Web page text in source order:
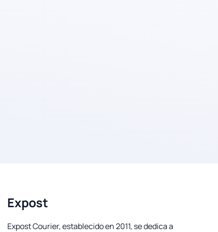
Expost
Expost Courier, establecido en 2011, se dedica a